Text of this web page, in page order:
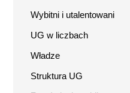
Wybitni i utalentowani
UG w liczbach
Władze
Struktura UG